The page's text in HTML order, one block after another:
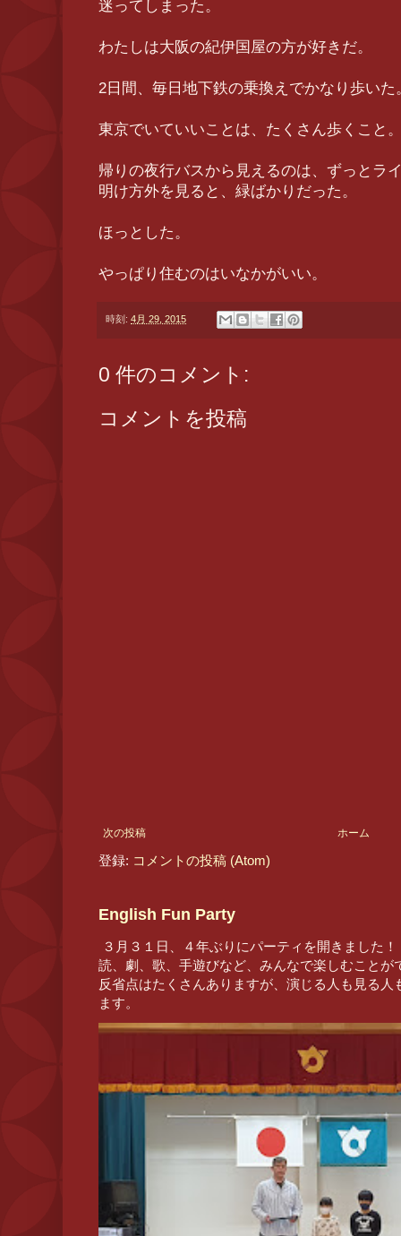
迷ってしまった。
わたしは大阪の紀伊国屋の方が好きだ。
2日間、毎日地下鉄の乗換えでかなり歩いた
東京でいていいことは、たくさん歩くこと
帰りの夜行バスから見えるのは、ずっとラ
明け方外を見ると、緑ばかりだった。
ほっとした。
やっぱり住むのはいなかがいい。
時刻: 4月 29, 2015
0 件のコメント:
コメントを投稿
次の投稿 ホーム
登録: コメントの投稿 (Atom)
English Fun Party
３月３１日、４年ぶりにパーティを開きました
読、劇、歌、手遊びなど、みんなで楽しむこと
反省点はたくさんありますが、演じる人も見る
ます。